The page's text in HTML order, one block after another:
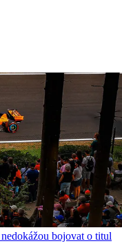
bojovat o titul